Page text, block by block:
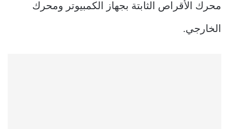
محرك الأقراص الثابتة بجهاز الكمبيوتر ومحرك
الخارجي.